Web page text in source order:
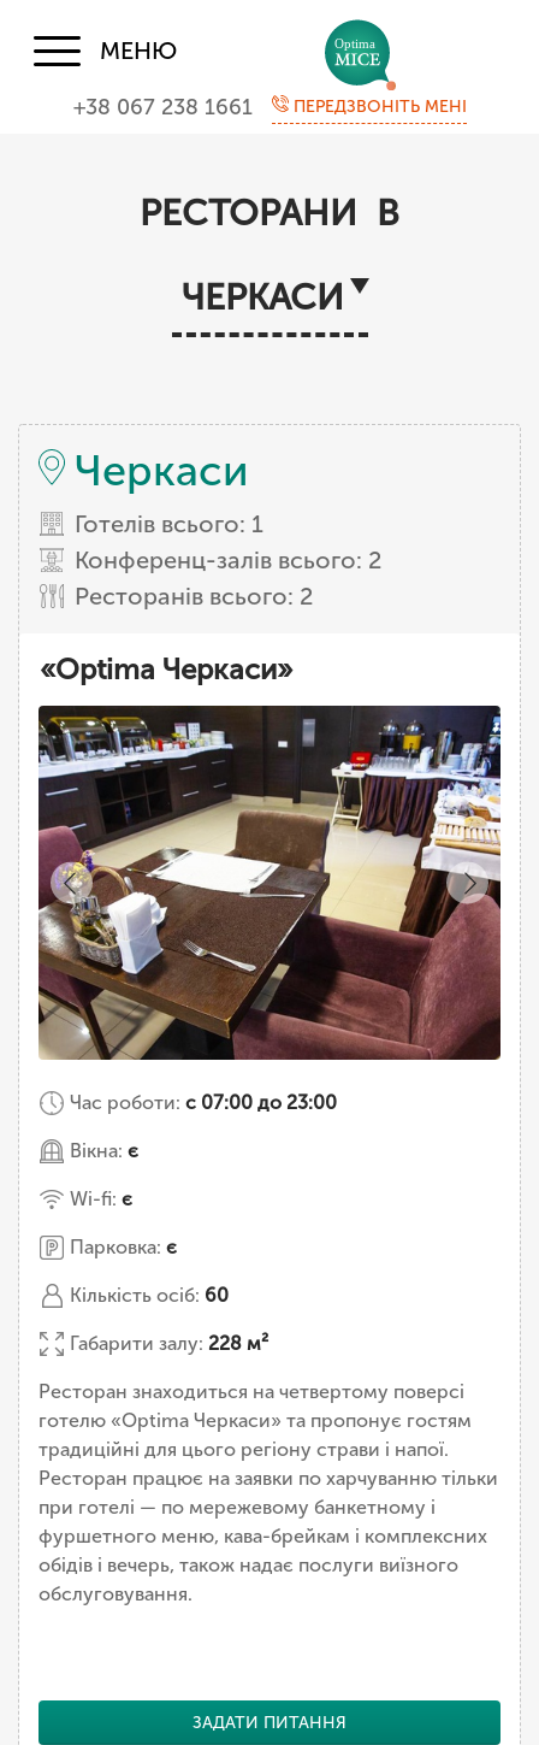
МЕНЮ
+38 067 238 1661 ПЕРЕДЗВОНІТЬ МЕНІ
РЕСТОРАНИ В
ЧЕРКАСИ
Черкаси
Готелів всього: 1
Конференц-залів всього: 2
Ресторанів всього: 2
«Optima Черкаси»
Час роботи: с 07:00 до 23:00
Вікна: є
Wi-fi: є
Парковка: є
Кількість осіб: 60
Габарити залу: 228 м²
Ресторан знаходиться на четвертому поверсі
готелю «Optima Черкаси» та пропонує гостям
традиційні для цього регіону страви і напої.
Ресторан працює на заявки по харчуванню тільки
при готелі — по мережевому банкетному і
фуршетного меню, кава-брейкам і комплексних
обідів і вечерь, також надає послуги виїзного
обслуговування.
ЗАДАТИ ПИТАННЯ